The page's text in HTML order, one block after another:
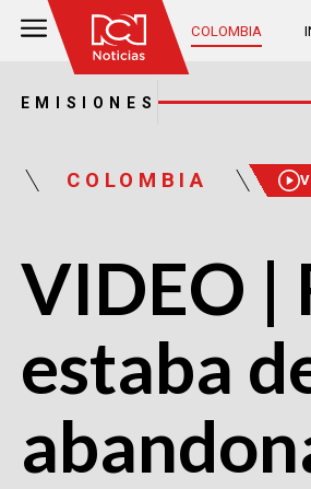
COLOMBIA
EMISIONES
COLOMBIA
VIDEO |
estaba